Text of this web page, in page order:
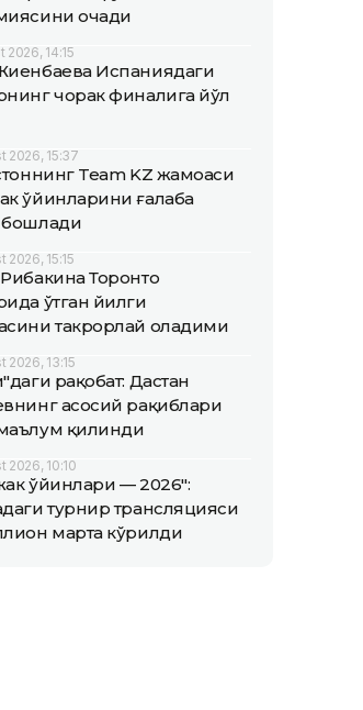
очади
2026, 14:15
Испаниядаги
чорак финалига йўл
2026, 15:37
Team KZ жамоаси
ўйинларини ғалаба
2026, 15:15
Торонто
ўтган йилги
такрорлай оладими
2026, 13:15
рақобат: Дастан
асосий рақиблари
қилинди
2026, 10:10
ўйинлари — 2026":
турнир трансляцияси
марта кўрилди